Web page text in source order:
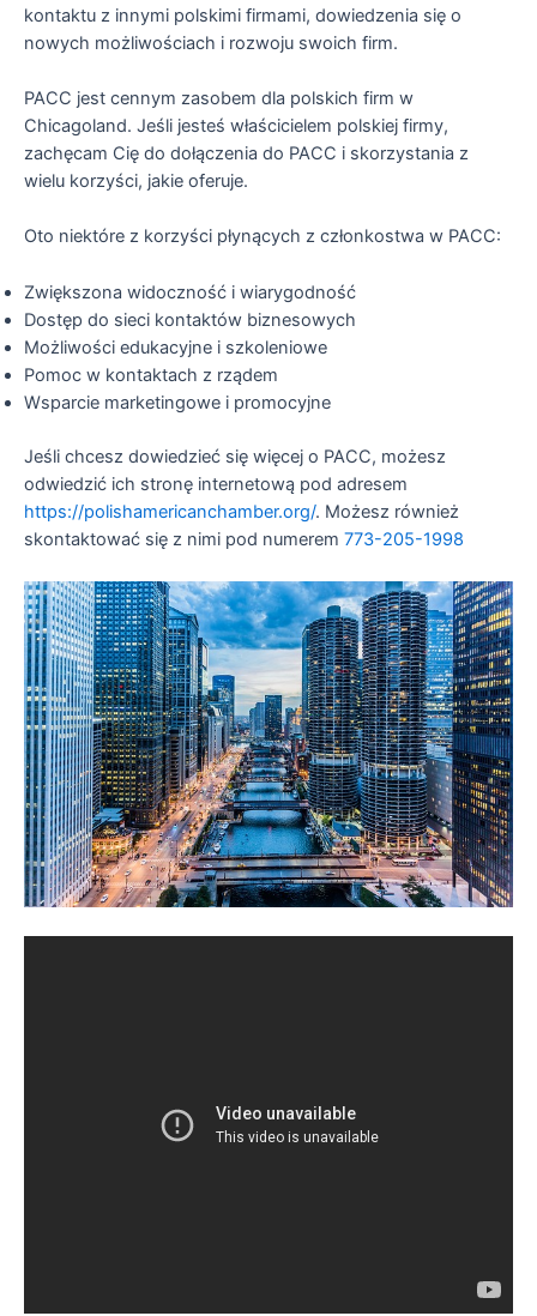
kontaktu z innymi polskimi firmami, dowiedzenia się o
nowych możliwościach i rozwoju swoich firm.
PACC jest cennym zasobem dla polskich firm w
Chicagoland. Jeśli jesteś właścicielem polskiej firmy,
zachęcam Cię do dołączenia do PACC i skorzystania z
wielu korzyści, jakie oferuje.
Oto niektóre z korzyści płynących z członkostwa w PACC:
Zwiększona widoczność i wiarygodność
Dostęp do sieci kontaktów biznesowych
Możliwości edukacyjne i szkoleniowe
Pomoc w kontaktach z rządem
Wsparcie marketingowe i promocyjne
Jeśli chcesz dowiedzieć się więcej o PACC, możesz
odwiedzić ich stronę internetową pod adresem
https://polishamericanchamber.org/. Możesz również
skontaktować się z nimi pod numerem 773-205-1998